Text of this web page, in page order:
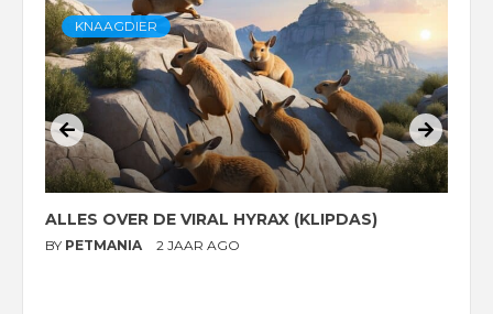
KNAAGDIER
ALLES OVER DE VIRAL HYRAX (KLIPDAS)
BY PETMANIA 2 JAAR AGO